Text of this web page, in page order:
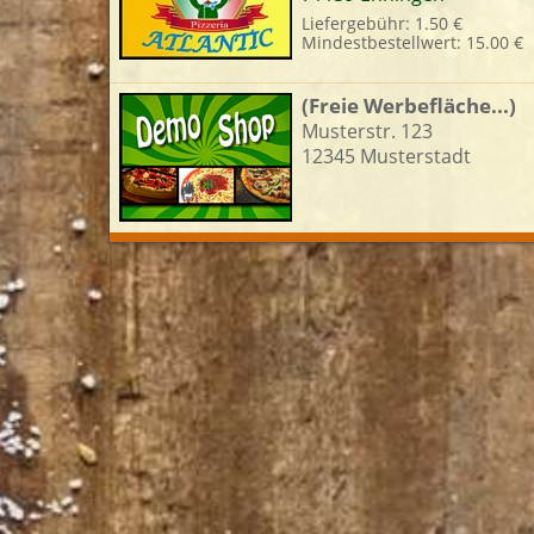
Liefergebühr: 1.50 €
Mindestbestellwert: 15.00 €
(Freie Werbefläche...)
Musterstr. 123
12345 Musterstadt